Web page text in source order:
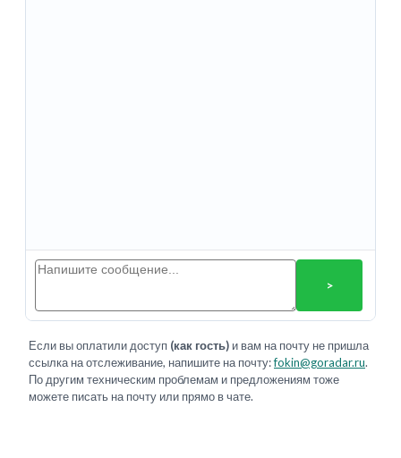
>
Если вы оплатили доступ (как гость) и вам на почту не пришла
ссылка на отслеживание, напишите на почту:fokin@goradar.ru.
По другим техническим проблемам и предложениям тоже
можете писать на почту или прямо в чате.